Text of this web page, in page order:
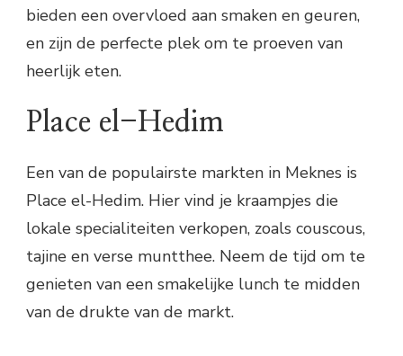
bieden een overvloed aan smaken en geuren,
en zijn de perfecte plek om te proeven van
heerlijk eten.
Place el-Hedim
Een van de populairste markten in Meknes is
Place el-Hedim. Hier vind je kraampjes die
lokale specialiteiten verkopen, zoals couscous,
tajine en verse muntthee. Neem de tijd om te
genieten van een smakelijke lunch te midden
van de drukte van de markt.